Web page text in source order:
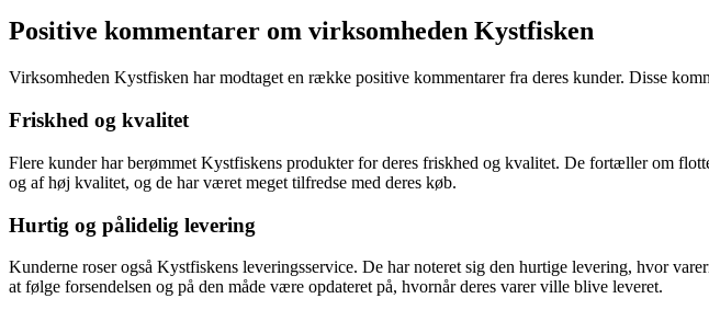
Positive kommentarer om virksomheden Kystfisken
Virksomheden Kystfisken har modtaget en række positive kommentarer fra deres kunder. Disse
Friskhed og kvalitet
Flere kunder har berømmet Kystfiskens produkter for deres friskhed og kvalitet. De fortæller om
og af høj kvalitet, og de har været meget tilfredse med deres køb.
Hurtig og pålidelig levering
Kunderne roser også Kystfiskens leveringsservice. De har noteret sig den hurtige levering, hvor
at følge forsendelsen og på den måde være opdateret på, hvornår deres varer ville blive leveret.